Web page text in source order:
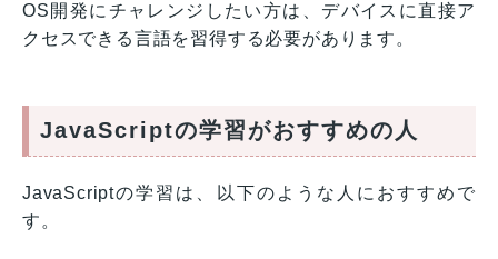
OS開発にチャレンジしたい方は、デバイスに直接ア
クセスできる言語を習得する必要があります。
JavaScriptの学習がおすすめの人
JavaScriptの学習は、以下のような人におすすめで
す。